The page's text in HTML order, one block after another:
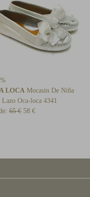
LOCA Mocasin De Niña
Lazo Oca-loca 4341
65 € 58 €